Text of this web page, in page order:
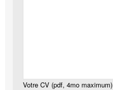
Votre CV (pdf, 4mo maximum)